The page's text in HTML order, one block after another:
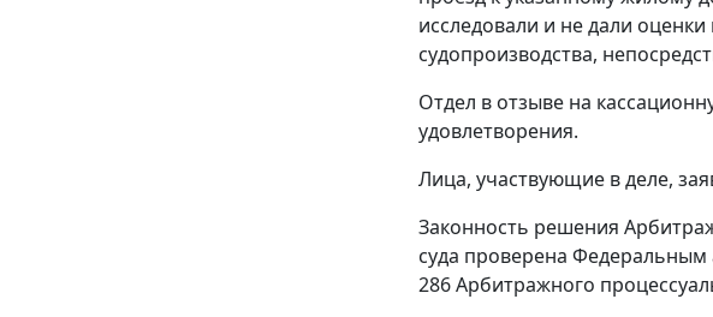
исследовали и не дали
судопроизводства,
Отдел в отзыве на
удовлетворения.
Лица, участвующие в деле,
Законность решения
суда проверена Федеральным
286Арбитражного